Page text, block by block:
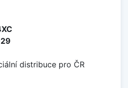
distribuce pro ČR